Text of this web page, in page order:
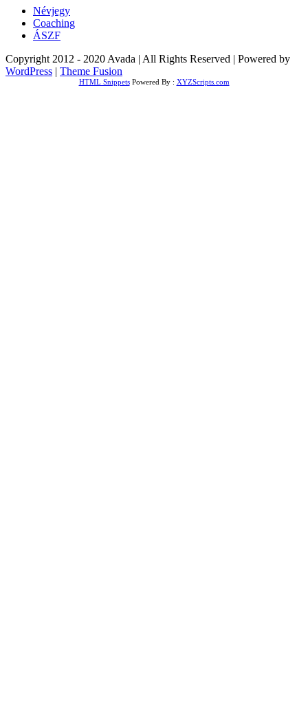
Névjegy
Coaching
ÁSZF
Copyright 2012 - 2020 Avada | All Rights Reserved | Powered by
WordPress | Theme Fusion
HTML SnippetsPowered By : XYZScripts.com